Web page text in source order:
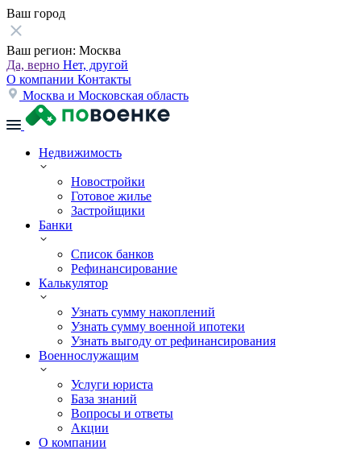
Ваш город
Ваш регион: Москва
Да, верно Нет, другой
О компании Контакты
Москва и Московская область
Недвижимость
Новостройки
Готовое жилье
Застройщики
Банки
Список банков
Рефинансирование
Калькулятор
Узнать сумму накоплений
Узнать сумму военной ипотеки
Узнать выгоду от рефинансирования
Военнослужащим
Услуги юриста
База знаний
Вопросы и ответы
Акции
О компании